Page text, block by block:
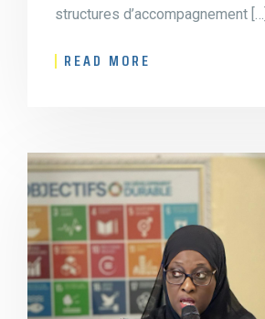
structures d’accompagnement […]
READ MORE